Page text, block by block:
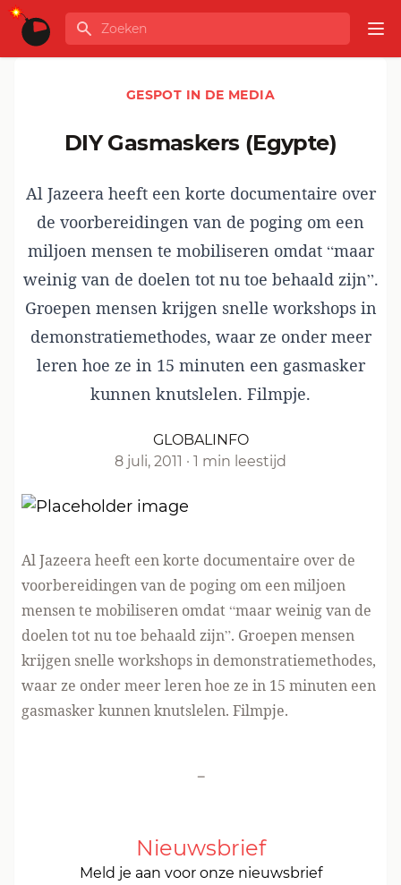
Ga naar de inhoud
GLOBALINFO
Zoeken
GESPOT IN DE MEDIA
DIY Gasmaskers (Egypte)
Al Jazeera heeft een korte documentaire over
de voorbereidingen van de poging om een
miljoen mensen te mobiliseren omdat “maar
weinig van de doelen tot nu toe behaald zijn”.
Groepen mensen krijgen snelle workshops in
demonstratiemethodes, waar ze onder meer
leren hoe ze in 15 minuten een gasmasker
kunnen knutslelen. Filmpje.
GLOBALINFO
8 juli, 2011 · 1 min leestijd
Al Jazeera heeft een korte documentaire over de
voorbereidingen van de poging om een miljoen
mensen te mobiliseren omdat “maar weinig van de
doelen tot nu toe behaald zijn”. Groepen mensen
krijgen snelle workshops in demonstratiemethodes,
waar ze onder meer leren hoe ze in 15 minuten een
gasmasker kunnen knutslelen. Filmpje.
-
Nieuwsbrief
Meld je aan voor onze nieuwsbrief